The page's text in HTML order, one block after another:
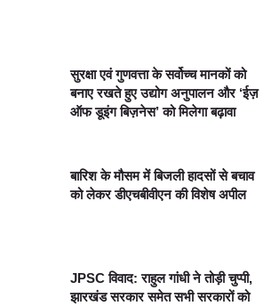
सुरक्षा एवं गुणवत्ता के सर्वोच्च मानकों को
बनाए रखते हुए उद्योग अनुपालन और ‘ईज़
ऑफ डूइंग बिज़नेस’ को मिलेगा बढ़ावा
बारिश के मौसम में बिजली हादसों से बचाव
को लेकर डीएचबीवीएन की विशेष अपील
JPSC विवाद: राहुल गांधी ने तोड़ी चुप्पी,
झारखंड सरकार समेत सभी सरकारों को